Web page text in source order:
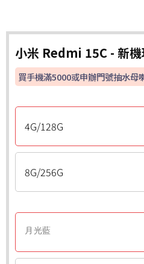
小米 Redmi 15C - 新
買手機滿5000或申辦門號抽水母
4G/128G
8G/256G
月光藍